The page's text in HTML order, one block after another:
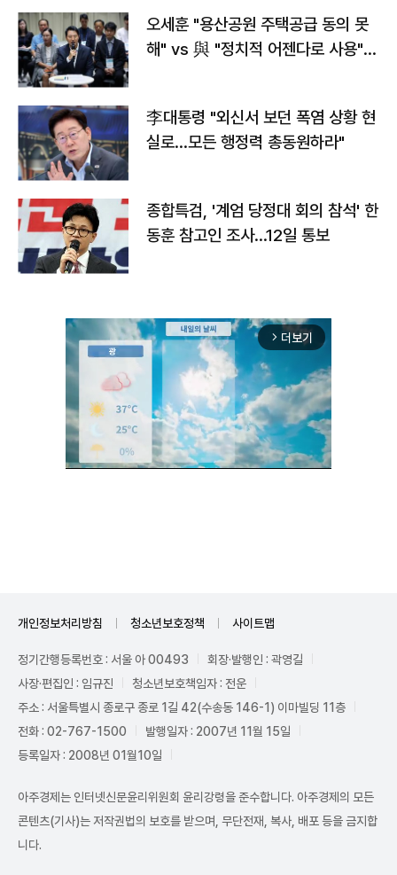
오세훈 "용산공원 주택공급 동의 못
해" vs 與 "정치적 어젠다로 사용"
李대통령 "외신서 보던 폭염 상황 현
실로…모든 행정력 총동원하라"
종합특검, '계엄 당정대 회의 참석' 한
동훈 참고인 조사...12일 통보
arrow_forward_ios 더보기
개인정보처리방침 청소년보호정책 사이트맵
정기간행등록번호 : 서울 아 00493
회장·발행인 : 곽영길
사장·편집인 : 임규진
청소년보호책임자 : 전운
주소 : 서울특별시 종로구 종로 1길 42(수송동 146-1) 이마빌딩 11층
전화 : 02-767-1500
발행일자 : 2007년 11월 15일
등록일자 : 2008년 01월10일
아주경제는 인터넷신문윤리위원회 윤리강령을 준수합니다. 아주경제의 모든
콘텐츠(기사)는 저작권법의 보호를 받으며, 무단전재, 복사, 배포 등을 금지합
니다.